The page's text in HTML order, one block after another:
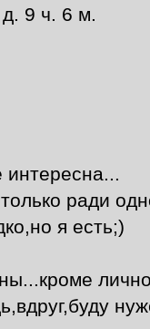
9 ч. 6 м.
интересна...
ради
я есть;)